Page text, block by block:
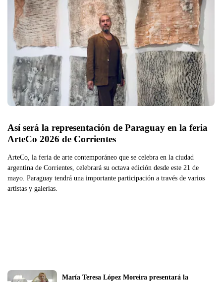
Así será la representación de Paraguay en la feria
ArteCo 2026 de Corrientes
ArteCo, la feria de arte contemporáneo que se celebra en la ciudad
argentina de Corrientes, celebrará su octava edición desde este 21 de
mayo. Paraguay tendrá una importante participación a través de varios
artistas y galerías.
María Teresa López Moreira presentará la